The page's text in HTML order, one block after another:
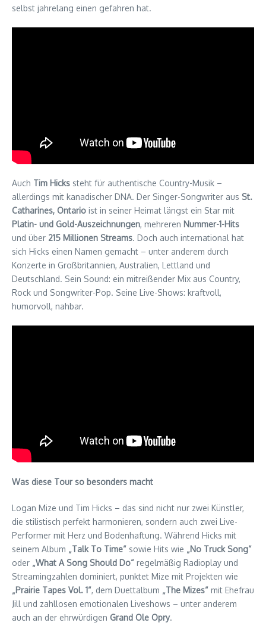
selbst jahrelang einen gefahren hat.
Auch Tim Hicks steht für authentische Country-Musik –
allerdings mit kanadischer DNA. Der Singer-Songwriter aus St.
Catharines, Ontario ist in seiner Heimat längst ein Star mit
Platin- und Gold-Auszeichnungen, mehreren Nummer-1-Hits
und über 215 Millionen Streams. Doch auch international hat
sich Hicks einen Namen gemacht – unter anderem durch
Konzerte in Großbritannien, Australien, Lettland und
Deutschland. Sein Sound: ein mitreißender Mix aus Country,
Rock und Songwriter-Pop. Seine Live-Shows: kraftvoll,
humorvoll, nahbar.
Was diese Tour so besonders macht
Logan Mize und Tim Hicks – das sind nicht nur zwei Künstler,
die stilistisch perfekt harmonieren, sondern auch zwei Live-
Performer mit Herz und Bodenhaftung. Während Hicks mit
seinem Album „Talk To Time“ sowie Hits wie „No Truck Song“
oder „What A Song Should Do“ regelmäßig Radioplay und
Streamingzahlen dominiert, punktet Mize mit Projekten wie
„Prairie Tapes Vol. 1“, dem Duettalbum „The Mizes“ mit Ehefrau
Jill und zahllosen emotionalen Liveshows – unter anderem
auch an der ehrwürdigen Grand Ole Opry.